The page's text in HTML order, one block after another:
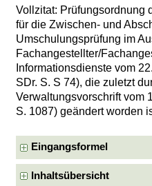
Vollzitat: Prüfungsordnung
für die Zwischen- und
Umschulungsprüfung im
Fachangestellter/
Informationsdienste vom
SDr. S. S 74), die zuletzt
Verwaltungsvorschrift vom
S. 1087) geändert worden
Eingangsformel
Inhaltsübersicht